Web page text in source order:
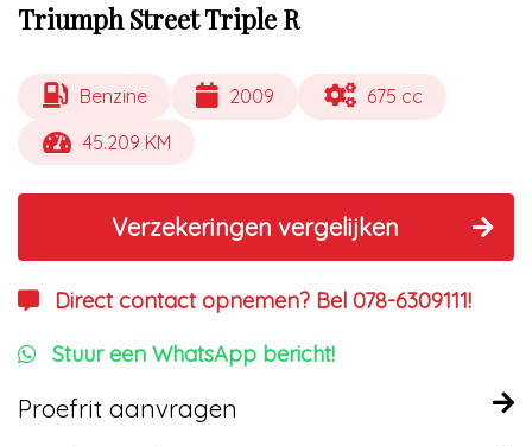
Triumph Street Triple R
Benzine 2009
675 cc
45.209 KM
Verzekeringen vergelijken
Direct contact opnemen? Bel 078-6309111!
Stuur een WhatsApp bericht!
Proefrit aanvragen